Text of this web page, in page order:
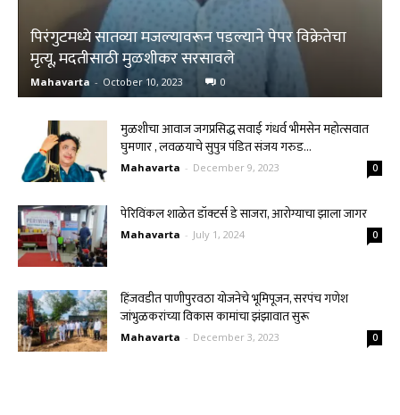
पिरंगुटमध्ये सातव्या मजल्यावरून पडल्याने पेपर विक्रेतेचा
मृत्यू, मदतीसाठी मुळशीकर सरसावले
Mahavarta - October 10, 2023 0
मुळशीचा आवाज जगप्रसिद्ध सवाई गंधर्व भीमसेन महोत्सवात
घुमणार , लवळयाचे सुपुत्र पंडित संजय गरुड...
Mahavarta - December 9, 2023 0
पेरिविंकल शाळेत डॉक्टर्स डे साजरा, आरोग्याचा झाला जागर
Mahavarta - July 1, 2024 0
हिंजवडीत पाणीपुरवठा योजनेचे भूमिपूजन, सरपंच गणेश
जांभुळकरांच्या विकास कामांचा झंझावात सुरू
Mahavarta - December 3, 2023 0